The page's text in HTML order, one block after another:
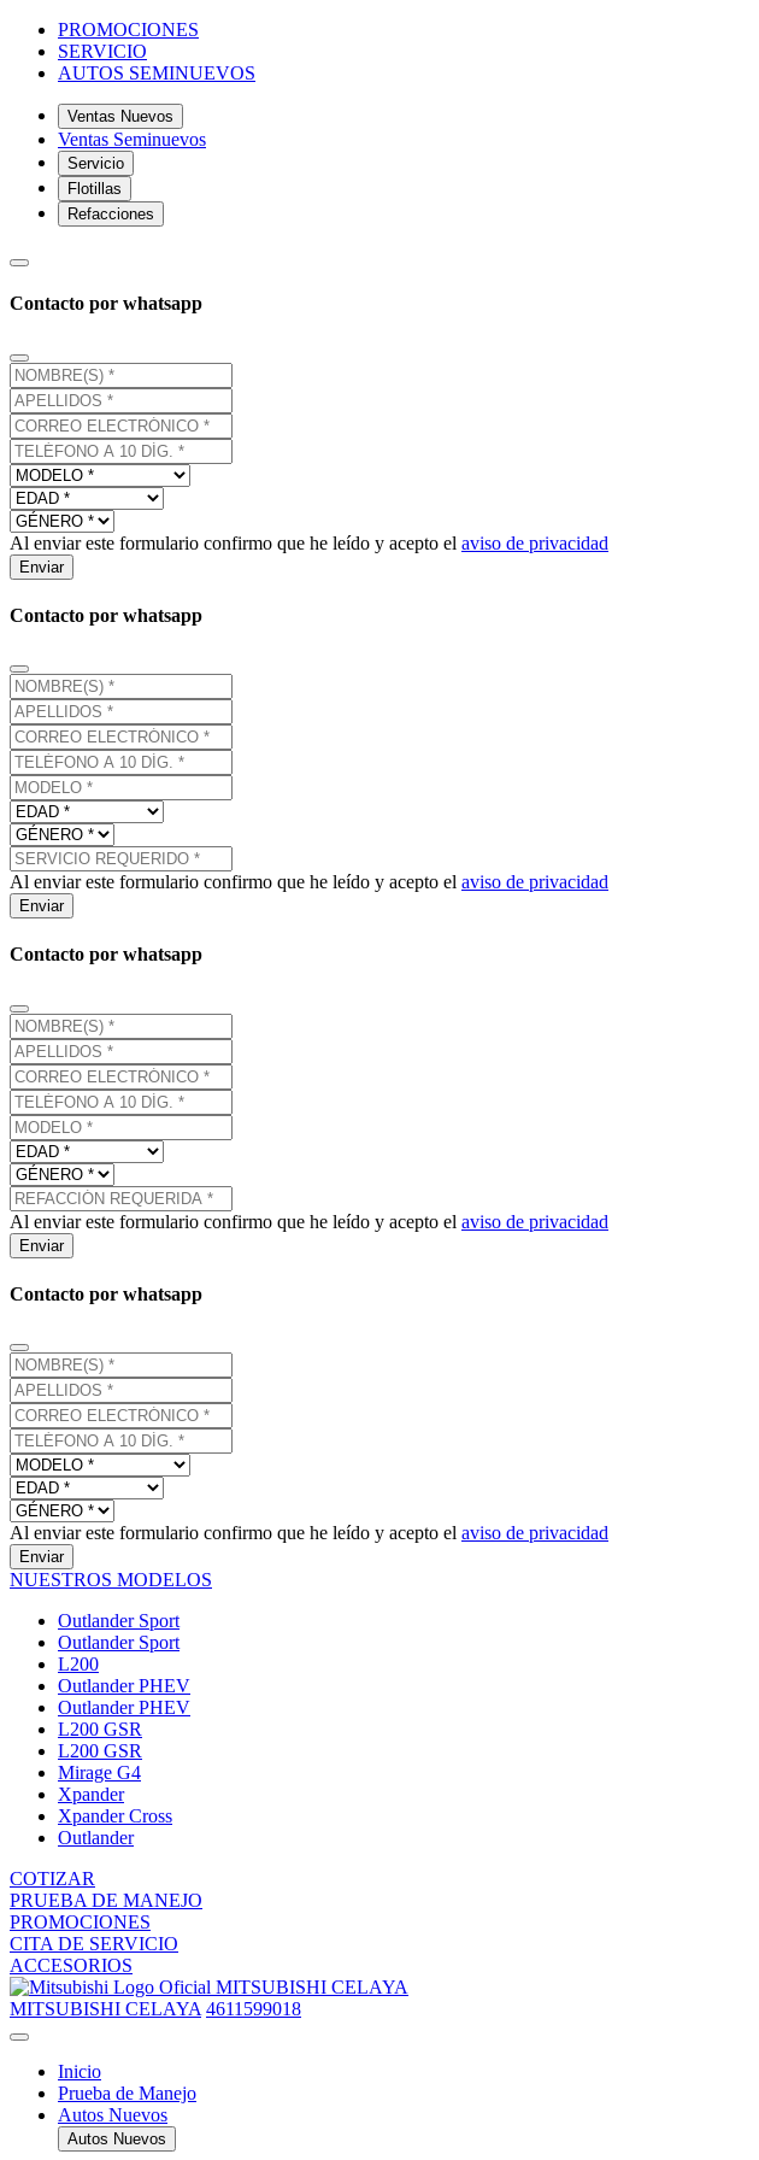
PROMOCIONES
SERVICIO
AUTOS SEMINUEVOS
Ventas Nuevos
Ventas Seminuevos
Servicio
Flotillas
Refacciones
Contacto por whatsapp
Al enviar este formulario confirmo que he leído y acepto el aviso de privacidad
Enviar
Contacto por whatsapp
Al enviar este formulario confirmo que he leído y acepto el aviso de privacidad
Enviar
Contacto por whatsapp
Al enviar este formulario confirmo que he leído y acepto el aviso de privacidad
Enviar
Contacto por whatsapp
Al enviar este formulario confirmo que he leído y acepto el aviso de privacidad
Enviar
NUESTROS MODELOS
Outlander Sport
Outlander Sport
L200
Outlander PHEV
Outlander PHEV
L200 GSR
L200 GSR
Mirage G4
Xpander
Xpander Cross
Outlander
COTIZAR
PRUEBA DE MANEJO
PROMOCIONES
CITA DE SERVICIO
ACCESORIOS
MITSUBISHI CELAYA
MITSUBISHI CELAYA 4611599018
Inicio
Prueba de Manejo
Autos Nuevos
Autos Nuevos